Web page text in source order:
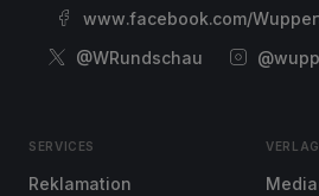
www.facebook.com/
@WRundschau
SERVICES
Reklamation
VERLAG